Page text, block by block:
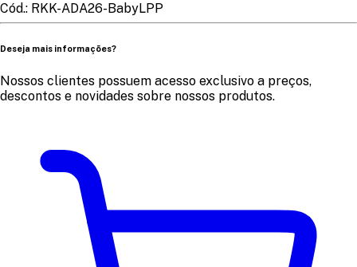
Cód.: RKK-ADA26-BabyLPP
Deseja mais informações?
Nossos clientes possuem acesso exclusivo a preços,
descontos e novidades sobre nossos produtos.